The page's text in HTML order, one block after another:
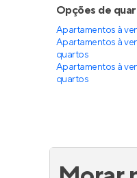
Link
Em construção
Paulo
37 e 39 m²